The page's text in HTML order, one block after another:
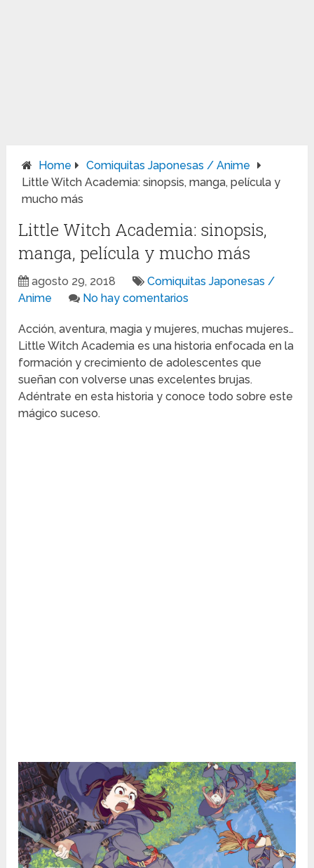
Home
Comiquitas Japonesas / Anime
Little Witch Academia: sinopsis, manga, película y
mucho más
Little Witch Academia: sinopsis,
manga, película y mucho más
agosto 29, 2018
Comiquitas Japonesas /
Anime
No hay comentarios
Acción, aventura, magia y mujeres, muchas mujeres…
Little Witch Academia es una historia enfocada en la
formación y crecimiento de adolescentes que
sueñan con volverse unas excelentes brujas.
Adéntrate en esta historia y conoce todo sobre este
mágico suceso.